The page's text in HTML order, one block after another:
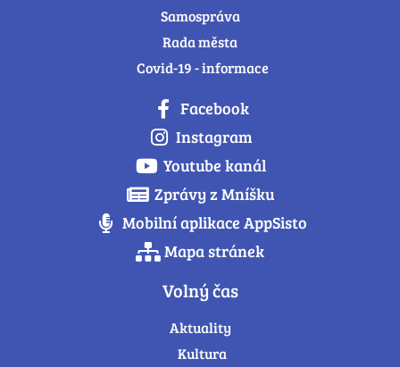
Samospráva
Rada města
Covid-19 - informace
Facebook
Instagram
Youtube kanál
Zprávy z Mníšku
Mobilní aplikace AppSisto
Mapa stránek
Volný čas
Aktuality
Kultura